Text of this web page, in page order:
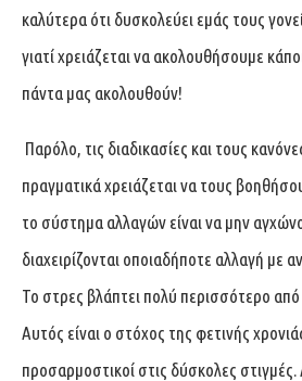
καλύτερα ότι δυσκολεύει εμάς τους
γιατί χρειάζεται να ακολουθήσουμε
πάντα μας ακολουθούν!
Παρόλο, τις διαδικασίες και τους
πραγματικά χρειάζεται να τους
το σύστημα αλλαγών είναι να μην
διαχειρίζονται οποιαδήποτε αλλαγή με
Το στρες βλάπτει πολύ περισσότερο
Αυτός είναι ο στόχος της φετινής
προσαρμοστικοί στις δύσκολες